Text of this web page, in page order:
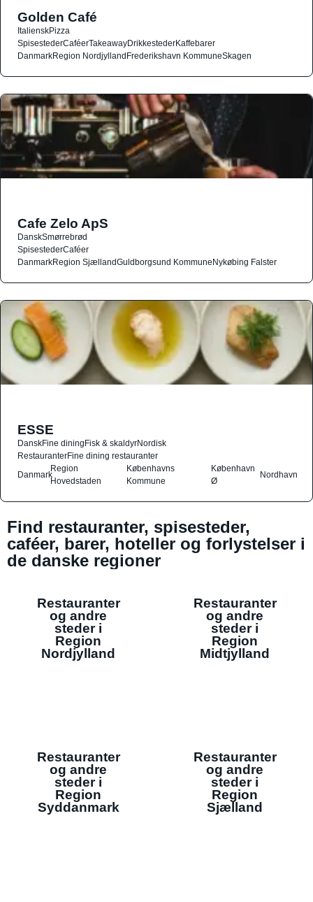
Golden Café
ItalienskPizza
SpisestederCaféerTakeawayDrikkestederKaffebarer
DanmarkRegion NordjyllandFrederikshavn KommuneSkagen
Cafe Zelo ApS
DanskSmørrebrød
SpisestederCaféer
DanmarkRegion SjællandGuldborgsund KommuneNykøbing Falster
ESSE
DanskFine diningFisk & skaldyrNordisk
RestauranterFine dining restauranter
Danmark
Region
Hovedstaden
Københavns
Kommune
København
Ø
Nordhavn
Find restauranter, spisesteder,
caféer, barer, hoteller og forlystelser i
de danske regioner
Restauranter
og andre
steder i
Region
Nordjylland
Restauranter
og andre
steder i
Region
Midtjylland
Restauranter
og andre
steder i
Region
Syddanmark
Restauranter
og andre
steder i
Region
Sjælland